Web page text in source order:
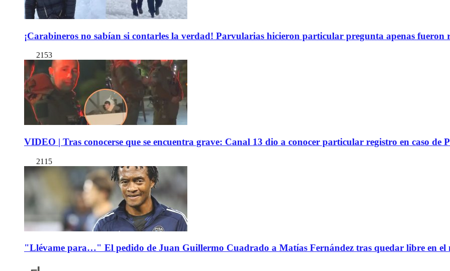
¡Carabineros no sabían si contarles la verdad! Parvularias hicieron particular pregunta apenas fueron
2153
VIDEO | Tras conocerse que se encuentra grave: Canal 13 dio a conocer particular registro en caso de
2115
"Llévame para…" El pedido de Juan Guillermo Cuadrado a Matías Fernández tras quedar libre en el